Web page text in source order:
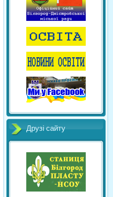
Друзі сайту